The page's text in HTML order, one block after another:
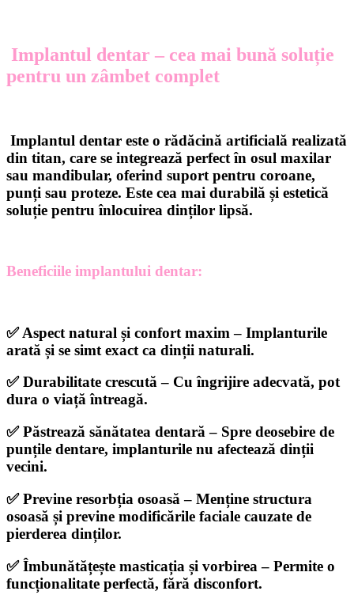
Implantul dentar – cea mai bună soluție
pentru un zâmbet complet
Implantul dentar este o rădăcină artificială realizată
din titan, care se integrează perfect în osul maxilar
sau mandibular, oferind suport pentru coroane,
punți sau proteze. Este cea mai durabilă și estetică
soluție pentru înlocuirea dinților lipsă.
Beneficiile implantului dentar:
✅Aspect natural și confort maxim – Implanturile
arată și se simt exact ca dinții naturali.
✅Durabilitate crescută– Cu îngrijire adecvată, pot
dura o viață întreagă.
✅Păstrează sănătatea dentară – Spre deosebire de
punțile dentare, implanturile nu afectează dinții
vecini.
✅Previne resorbția osoasă – Menține structura
osoasă și previne modificările faciale cauzate de
pierderea dinților.
✅Îmbunătățește masticația și vorbirea – Permite o
funcționalitate perfectă, fără disconfort.